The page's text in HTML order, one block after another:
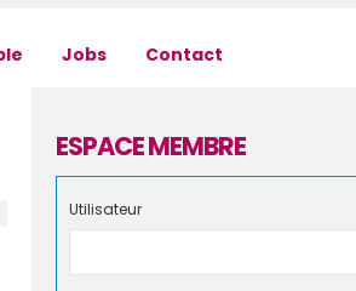
Jobs Contact
ESPACE MEMBRE
Utilisateur